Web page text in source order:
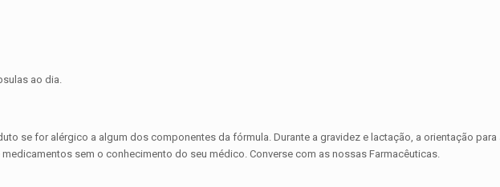
ao dia.
se for alérgico a algum dos componentes da fórmula. Durante a gravidez e lactação, a orientação
sem o conhecimento do seu médico. Converse com as nossas Farmacêuticas.